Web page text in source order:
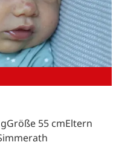
55 cmEltern